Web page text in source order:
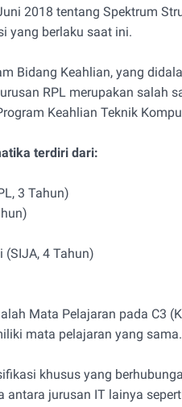
2018 tentang Spektrum
yang berlaku saat ini.
Bidang Keahlian, yang
RPL merupakan salah
Keahlian Teknik
terdiri dari:
3 Tahun)
4 Tahun)
Mata Pelajaran pada C3
mata pelajaran yang sama.
khusus yang
jurusan IT lainya